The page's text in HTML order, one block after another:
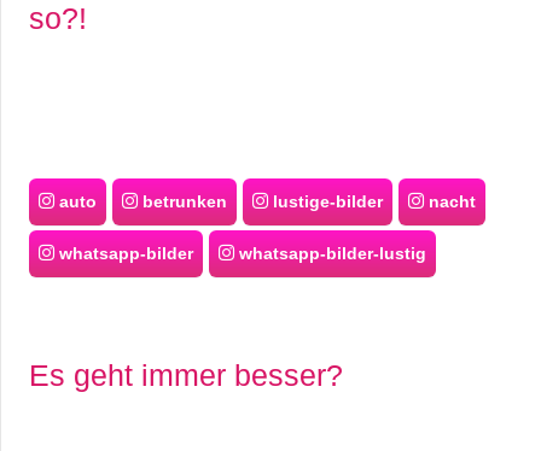
so?!
auto betrunken lustige-bilder nacht
whatsapp-bilder whatsapp-bilder-lustig
Es geht immer besser?